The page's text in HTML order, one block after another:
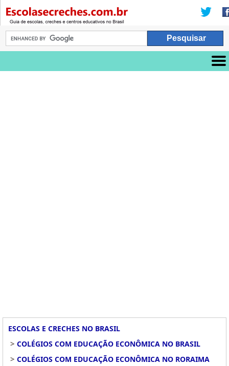
ESCOLAS E CRECHES NO BRASIL
> COLÉGIOS COM EDUCAÇÃO ECONÔMICA NO BRASIL
> COLÉGIOS COM EDUCAÇÃO ECONÔMICA NO RORAIMA